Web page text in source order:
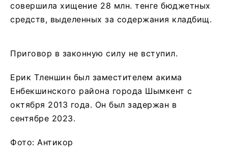
совершила хищение 28 млн. тенге бюджетных
средств, выделенных за содержания кладбищ.
Приговор в законную силу не вступил.
Ерик Тленшин был заместителем акима
Енбекшинского района города Шымкент с
октября 2013 года. Он был задержан в
сентябре 2023.
Фото: Антикор